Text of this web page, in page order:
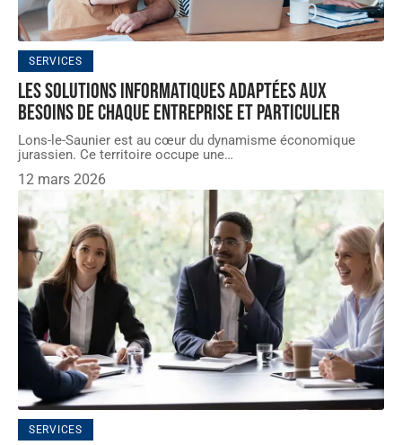
SERVICES
Les solutions informatiques adaptées aux
besoins de chaque entreprise et particulier
Lons-le-Saunier est au cœur du dynamisme économique
jurassien. Ce territoire occupe une…
12 mars 2026
SERVICES